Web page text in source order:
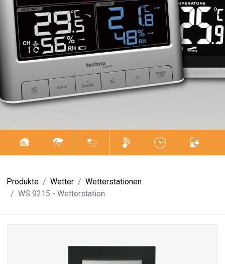
Produkte Wetter
Wetterstationen
WS 9215 - Wetterstation